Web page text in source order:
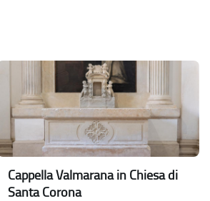
Cappella Valmarana in Chiesa di
Santa Corona